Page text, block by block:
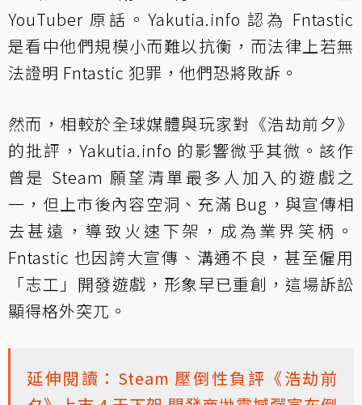
YouTuber 原話。Yakutia.info 認為 Fntastic
是看中他們規模小而難以抗衡，而法律上若無
法證明 Fntastic 犯罪，他們恐將敗訴。
然而，相較於全球媒體與玩家對《浩劫前夕》
的批評，Yakutia.info 的影響微乎其微。該作
曾是 Steam 願望清單最多人加入的遊戲之
一，但上市後內容空洞、充滿 Bug，與宣傳相
去甚遠，導致火速下架，成為業界笑柄。
Fntastic 也因誇大宣傳、溝通不良，甚至僱用
「志工」開發遊戲，形象早已重創，這場訴訟
顯得格外突兀。
延伸閱讀：Steam 壓倒性負評《浩劫前